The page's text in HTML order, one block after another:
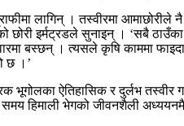
लागिन् । तस्वीरमा
छोरी इर्मट्रडले सुनाइन् । ‘सबै
बस्छन् । त्यसले कृषि काममा
छ ।’
ऐतिहासिक र दुर्लभ तस्वीर
हिमाली भेगको जीवनशैली